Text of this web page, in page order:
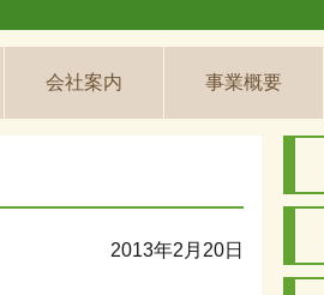
会社案内 事業概要
2013年2月20日